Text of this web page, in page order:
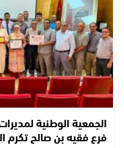
الجمعية الوطنية
فرع فقيه بن صالح تكرم